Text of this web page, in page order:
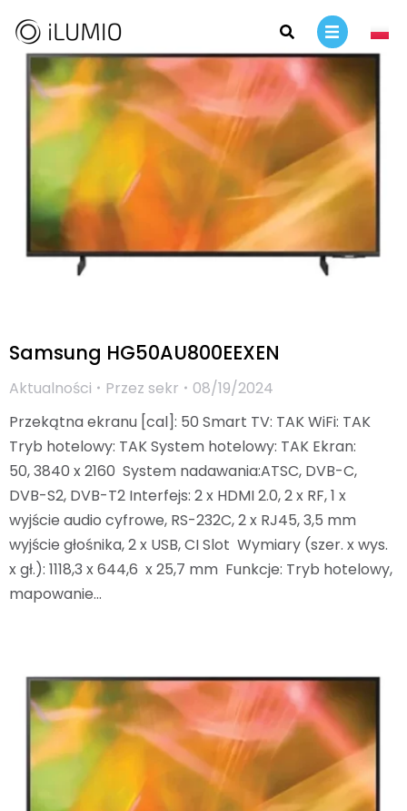
Samsung HG50AU800EEXEN
Aktualności Przez sekr
08/19/2024
Przekątna ekranu [cal]: 50 Smart TV: TAK WiFi: TAK
Tryb hotelowy: TAK System hotelowy: TAK Ekran:
50, 3840 x 2160 System nadawania:ATSC, DVB-C,
DVB-S2, DVB-T2 Interfejs: 2 x HDMI 2.0, 2 x RF, 1 x
wyjście audio cyfrowe, RS-232C, 2 x RJ45, 3,5 mm
wyjście głośnika, 2 x USB, CI Slot Wymiary (szer. x wys.
x gł.): 1118,3 x 644,6 x 25,7 mm Funkcje: Tryb hotelowy,
mapowanie…